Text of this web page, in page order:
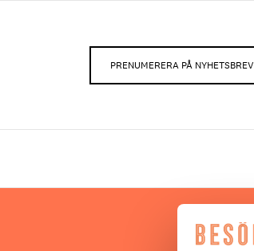
PRENUMERERA PÅ NYHETSBREV